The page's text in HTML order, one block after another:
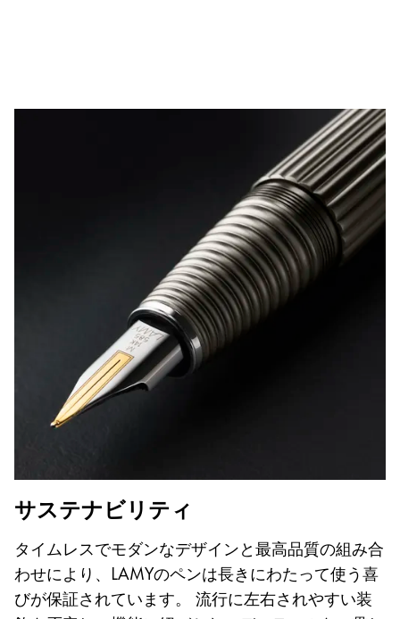
サステナビリティ
タイムレスでモダンなデザインと最高品質の組み合
わせにより、LAMYのペンは長きにわたって使う喜
びが保証されています。 流行に左右されやすい装